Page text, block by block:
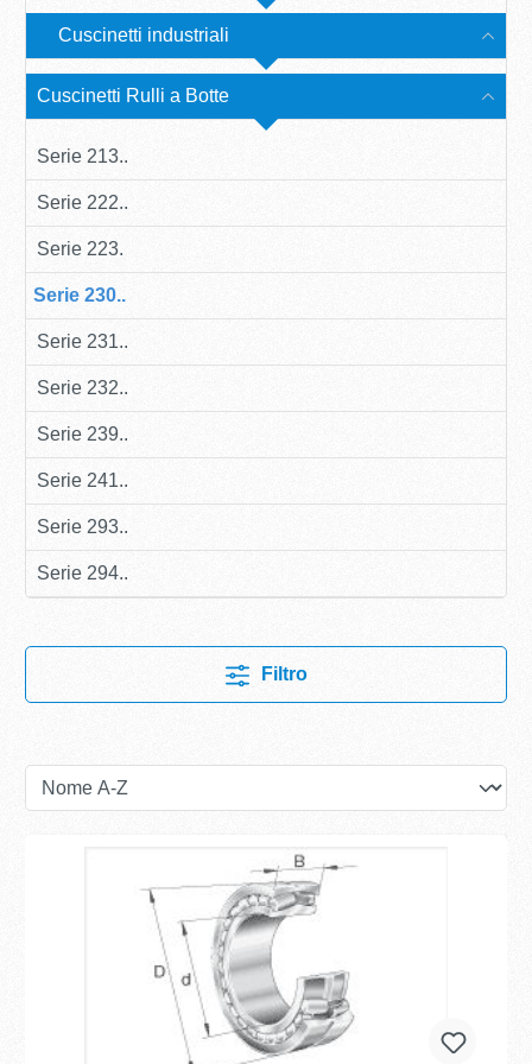
Cuscinetti industriali
Cuscinetti Rulli a Botte
Serie 213..
Serie 222..
Serie 223.
Serie 230..
Serie 231..
Serie 232..
Serie 239..
Serie 241..
Serie 293..
Serie 294..
Filtro